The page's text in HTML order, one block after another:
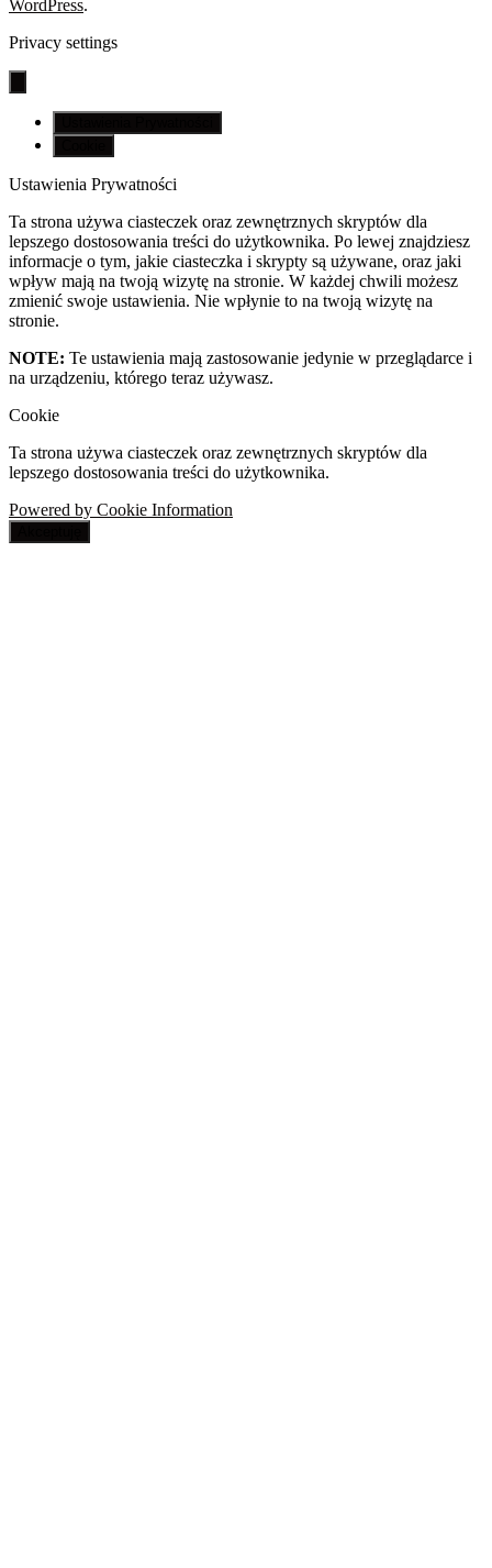
WordPress.
Privacy settings
Ustawienia Prywatności
Ta strona używa ciasteczek oraz zewnętrznych skryptów dla
lepszego dostosowania treści do użytkownika. Po lewej znajdziesz
informacje o tym, jakie ciasteczka i skrypty są używane, oraz jaki
wpływ mają na twoją wizytę na stronie. W każdej chwili możesz
zmienić swoje ustawienia. Nie wpłynie to na twoją wizytę na
stronie.
NOTE: Te ustawienia mają zastosowanie jedynie w przeglądarce i
na urządzeniu, którego teraz używasz.
Cookie
Ta strona używa ciasteczek oraz zewnętrznych skryptów dla
lepszego dostosowania treści do użytkownika.
Powered by Cookie Information